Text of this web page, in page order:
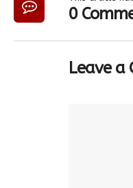
0
Leave a